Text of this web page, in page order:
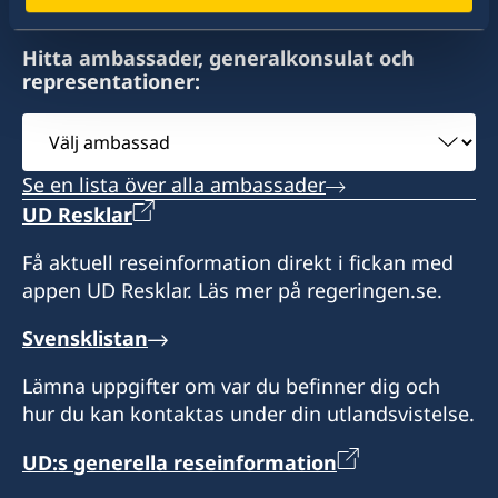
kativara@prodigy.net.mx
Alla besök behöver tidsbokas per e-post eller
telefon
Boka tid per tel. eller e-post
norma.cerros@gmail.com
Boka tid via tel eller e-post
jbarreto@grupocentura.com
Boka tid per e-post eller tel
Hitta ambassader, generalkonsulat och
representationer:
Välj
ambassad
Se en lista över alla ambassader
UD Resklar
Få aktuell reseinformation direkt i fickan med
appen UD Resklar. Läs mer på regeringen.se.
Svensklistan
Lämna uppgifter om var du befinner dig och
hur du kan kontaktas under din utlandsvistelse.
UD:s generella reseinformation